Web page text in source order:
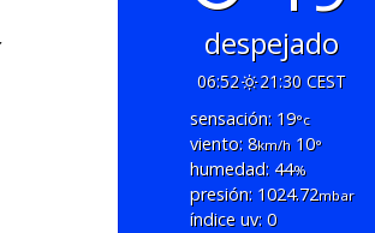
despejado
06:52
21:30 CEST
sensación: 19°c
viento: 8km/h10°
humedad: 44%
presión: 1024.72mbar
índice uv: 0